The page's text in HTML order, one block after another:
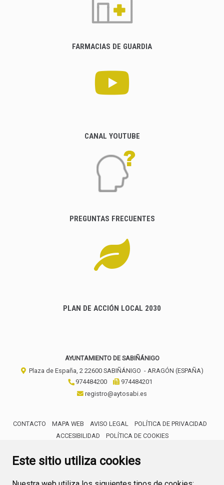
Este sitio utiliza cookies
FARMACIAS DE GUARDIA
CANAL YOUTUBE
PREGUNTAS FRECUENTES
PLAN DE ACCIÓN LOCAL 2030
AYUNTAMIENTO DE SABIÑÁNIGO
Plaza de España, 2 22600 SABIÑÁNIGO - ARAGÓN (ESPAÑA)
974484200
974484201
registro@aytosabi.es
CONTACTO MAPA WEB AVISO LEGAL
POLÍTICA DE PRIVACIDAD
ACCESIBILIDAD
POLÍTICA DE COOKIES